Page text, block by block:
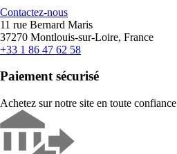
Contactez-nous
11 rue Bernard Maris
37270 Montlouis-sur-Loire, France
+33 1 86 47 62 58
Paiement sécurisé
Achetez sur notre site en toute confiance